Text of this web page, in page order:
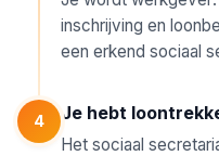
inschrijving en
een erkend sociaal
4 Je hebt
Het sociaal